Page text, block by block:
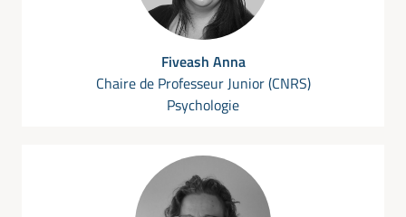
Fiveash Anna
Chaire de Professeur Junior (CNRS)
Psychologie